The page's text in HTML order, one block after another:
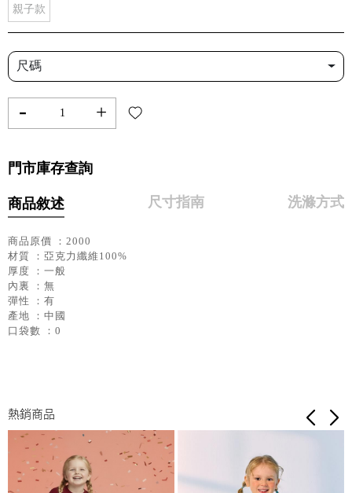
親子款
尺碼
- +
門市庫存查詢
商品敘述 尺寸指南 洗滌方式
商品原價 ：2000
材質 ：亞克力纖維100%
厚度 ：一般
內裏 ：無
彈性 ：有
產地 ：中國
口袋數 ：0
熱銷商品